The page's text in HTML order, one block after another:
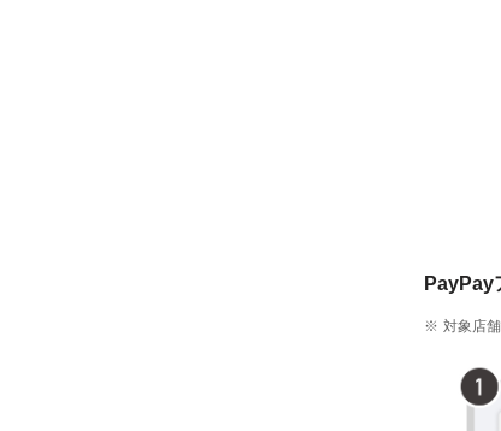
PayPay
対象店